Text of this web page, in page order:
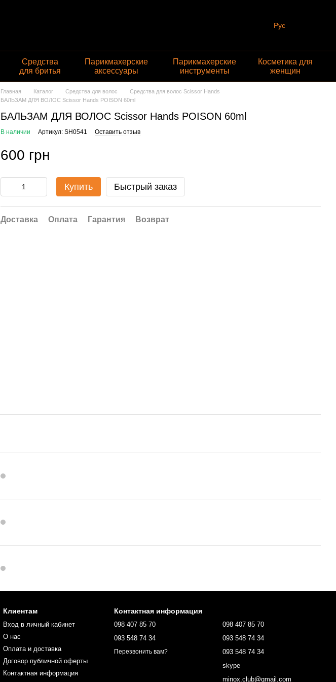
Рус
Средства
для бритья
Парикмахерские
аксессуары
Парикмахерские
инструменты
Косметика для
женщин
Главная Каталог Средства для волос
Средства для волос Scissor Hands
БАЛЬЗАМ ДЛЯ ВОЛОС Scissor Hands POISON 60ml
БАЛЬЗАМ ДЛЯ ВОЛОС Scissor Hands POISON 60ml
В наличии Артикул: SH0541 Оставить отзыв
600 грн
Купить Быстрый заказ
Доставка Оплата Гарантия Возврат
Клиентам
Вход в личный кабинет
О нас
Оплата и доставка
Договор публичной оферты
Контактная информация
Контактная информация
098 407 85 70
093 548 74 34
Перезвонить вам?
098 407 85 70
093 548 74 34
093 548 74 34
skype
minox.club@gmail.com